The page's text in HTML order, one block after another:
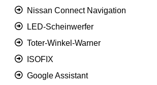
Nissan Connect Navigation
LED-Scheinwerfer
Toter-Winkel-Warner
ISOFIX
Google Assistant